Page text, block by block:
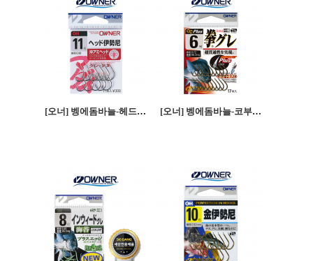
[오너] 벵에돔바늘-헤드이세아마 [오너] 벵에돔바늘-코부시구레